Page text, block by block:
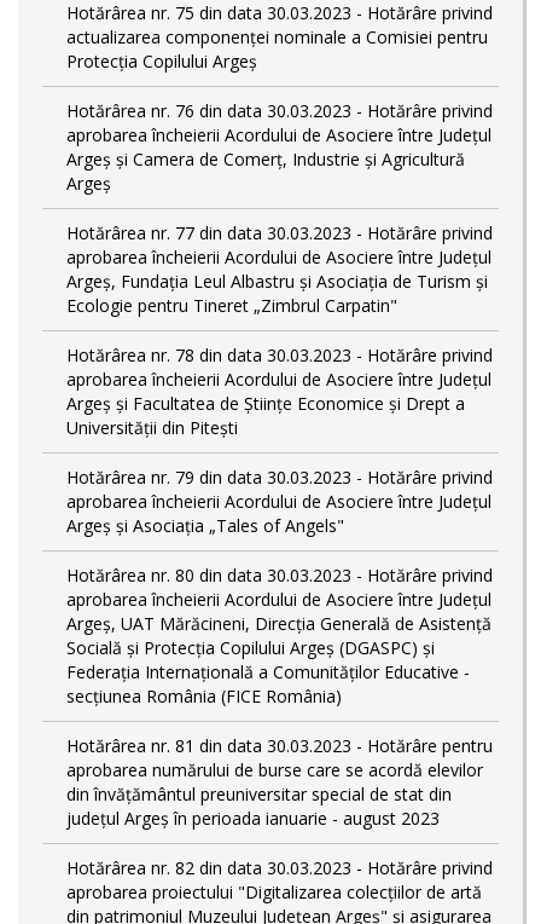
Hotărârea nr. 75 din data 30.03.2023 - Hotărâre privind
actualizarea componenței nominale a Comisiei pentru
Protecția Copilului Argeș
Hotărârea nr. 76 din data 30.03.2023 - Hotărâre privind
aprobarea încheierii Acordului de Asociere între Județul
Argeș și Camera de Comerț, Industrie și Agricultură
Argeș
Hotărârea nr. 77 din data 30.03.2023 - Hotărâre privind
aprobarea încheierii Acordului de Asociere între Județul
Argeș, Fundația Leul Albastru și Asociația de Turism și
Ecologie pentru Tineret „Zimbrul Carpatin"
Hotărârea nr. 78 din data 30.03.2023 - Hotărâre privind
aprobarea încheierii Acordului de Asociere între Județul
Argeș și Facultatea de Științe Economice și Drept a
Universității din Pitești
Hotărârea nr. 79 din data 30.03.2023 - Hotărâre privind
aprobarea încheierii Acordului de Asociere între Județul
Argeș și Asociația „Tales of Angels"
Hotărârea nr. 80 din data 30.03.2023 - Hotărâre privind
aprobarea încheierii Acordului de Asociere între Județul
Argeș, UAT Mărăcineni, Direcția Generală de Asistență
Socială și Protecția Copilului Argeș (DGASPC) și
Federația Internațională a Comunităților Educative -
secțiunea România (FICE România)
Hotărârea nr. 81 din data 30.03.2023 - Hotărâre pentru
aprobarea numărului de burse care se acordă elevilor
din învățământul preuniversitar special de stat din
județul Argeș în perioada ianuarie - august 2023
Hotărârea nr. 82 din data 30.03.2023 - Hotărâre privind
aprobarea proiectului "Digitalizarea colecțiilor de artă
din patrimoniul Muzeului Județean Argeș" și asigurarea